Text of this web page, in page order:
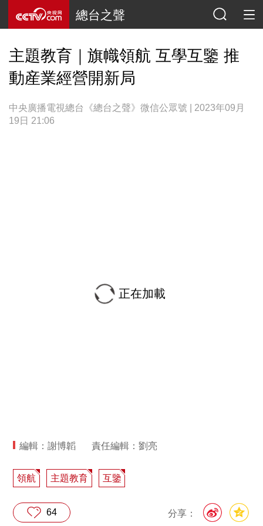
總台之聲
主題教育｜旗幟領航 互學互鑒 推
動産業經營開新局
中央廣播電視總台《總台之聲》微信公眾號 | 2023年09月
19日 21:06
正在加載
編輯：謝博韜 責任編輯：劉亮
領航 主題教育 互鑒
分享：
64